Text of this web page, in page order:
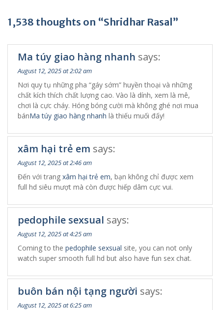
1,538 thoughts on “Shridhar Rasal”
Ma túy giao hàng nhanh says:
August 12, 2025 at 2:02 am
Nơi quy tụ những pha “gáy sớm” huyền thoại và những
chất kích thích chất lượng cao. Vào là dính, xem là mê,
chơi là cực cháy. Hóng bóng cười mà không ghé nơi mua
bánMa túy giao hàng nhanh là thiếu muối đấy!
xâm hại trẻ em says:
August 12, 2025 at 2:46 am
Đến với trang xâm hại trẻ em, bạn không chỉ được xem
full hd siêu mượt mà còn được hiếp dâm cực vui.
pedophile sexsual says:
August 12, 2025 at 4:25 am
Coming to the pedophile sexsual site, you can not only
watch super smooth full hd but also have fun sex chat.
buôn bán nội tạng người says:
August 12, 2025 at 6:25 am